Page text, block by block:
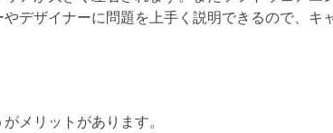
ザイナーに問題を上手く説明できるので、キ
メリットがあります。